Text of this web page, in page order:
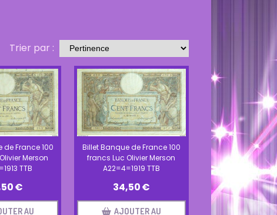
Trier par :
de France 100
Merson
TTB
€
AU
Billet Banque de France 100
francs Luc Olivier Merson
A22=4=1919 TTB
34,50€
AJOUTER AU